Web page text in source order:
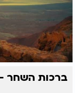
ברכות השחר